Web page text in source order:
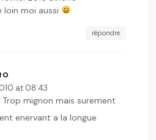
loin moi aussi
répondre
at 08:43
mignon mais surement
enervant a la longue